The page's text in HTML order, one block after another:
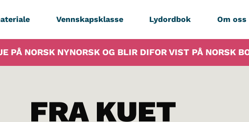
Vennskapsklasse Lydordbok Om oss
PÅ NORSK NYNORSK OG BLIR DIFOR VIST PÅ NORSK
FRA KUET